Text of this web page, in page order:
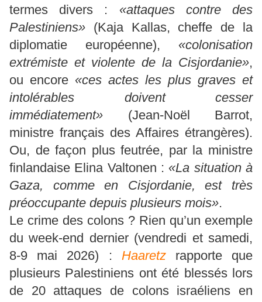
termes divers : «attaques contre des
Palestiniens» (Kaja Kallas, cheffe de la
diplomatie européenne), «colonisation
extrémiste et violente de la Cisjordanie»,
ou encore «ces actes les plus graves et
intolérables doivent cesser
immédiatement» (Jean-Noël Barrot,
ministre français des Affaires étrangères).
Ou, de façon plus feutrée, par la ministre
finlandaise Elina Valtonen : «La situation à
Gaza, comme en Cisjordanie, est très
préoccupante depuis plusieurs mois».
Le crime des colons ? Rien qu’un exemple
du week-end dernier (vendredi et samedi,
8-9 mai 2026) : Haaretzrapporte que
plusieurs Palestiniens ont été blessés lors
de 20 attaques de colons israéliens en